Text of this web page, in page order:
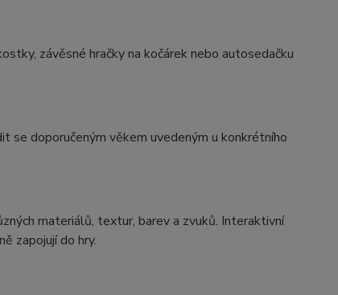
závěsné hračky na kočárek nebo autosedačku
se doporučeným věkem uvedeným u konkrétního
materiálů, textur, barev a zvuků. Interaktivní
zapojují do hry.